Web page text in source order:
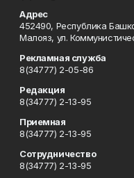
Адрес
452490, Республика
Малояз, ул.
Рекламная служба
8(34777) 2-05-86
Редакция
8(34777) 2-13-95
Приемная
8(34777) 2-13-95
Сотрудничество
8(34777) 2-13-95